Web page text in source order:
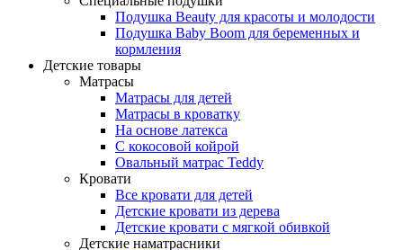
Подушка Beauty для красоты и молодости
Подушка Baby Boom для беременных и
кормления
Детские товары
Матрасы
Матрасы для детей
Матрасы в кроватку
На основе латекса
С кокосовой койрой
Овальный матрас Teddy
Кровати
Все кровати для детей
Детские кровати из дерева
Детские кровати с мягкой обивкой
Детские наматрасники